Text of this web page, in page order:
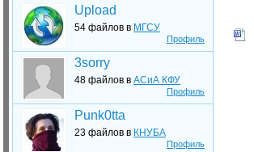
Профиль
Upload
54 файлов в МГСУ
Профиль
3sorry
48 файлов в АСиА КФУ
Профиль
Punk0tta
23 файлов в КНУБА